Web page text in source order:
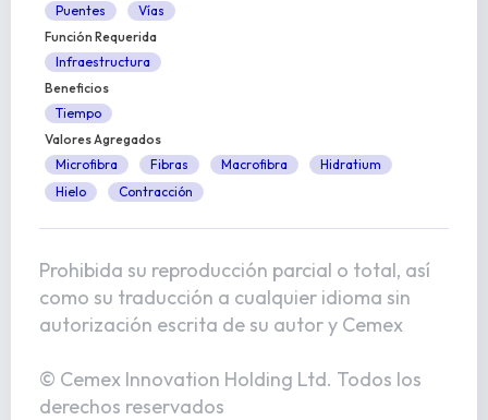
Puentes
Vías
Función Requerida
Infraestructura
Beneficios
Tiempo
Valores Agregados
Microfibra
Fibras Macrofibra
Hidratium
Hielo
Contracción
Prohibida su reproducción parcial o total, así
como su traducción a cualquier idioma sin
autorización escrita de su autor y Cemex
© Cemex Innovation Holding Ltd. Todos los
derechos reservados